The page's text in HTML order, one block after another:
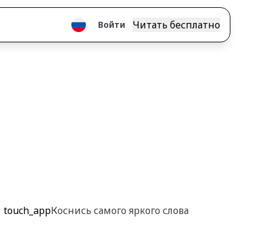
Войти Читать бесплатно
touch_appКоснись самого яркого слова